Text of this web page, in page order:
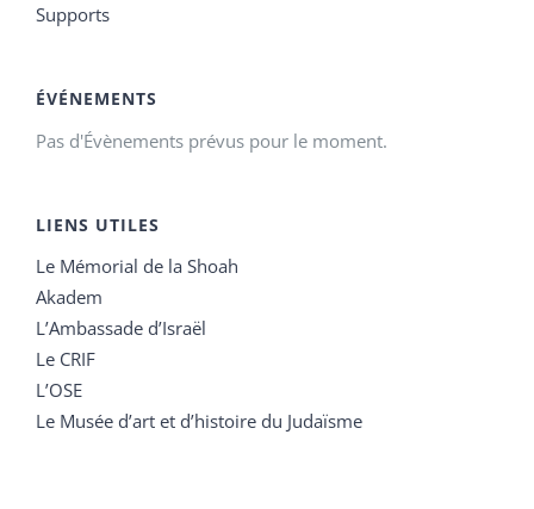
Supports
ÉVÉNEMENTS
Pas d'Évènements prévus pour le moment.
LIENS UTILES
Le Mémorial de la Shoah
Akadem
L’Ambassade d’Israël
Le CRIF
L’OSE
Le Musée d’art et d’histoire du Judaïsme